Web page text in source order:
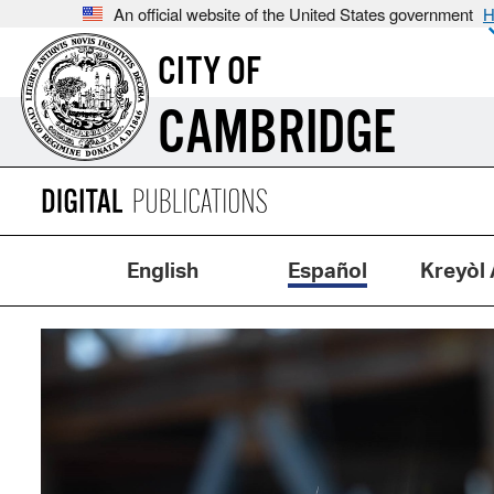
An official website of the United States government
CITY OF
CAMBRIDGE
English Español Kreyòl